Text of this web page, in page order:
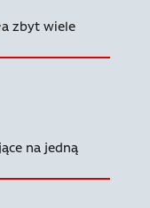
zbyt wiele
na jedną